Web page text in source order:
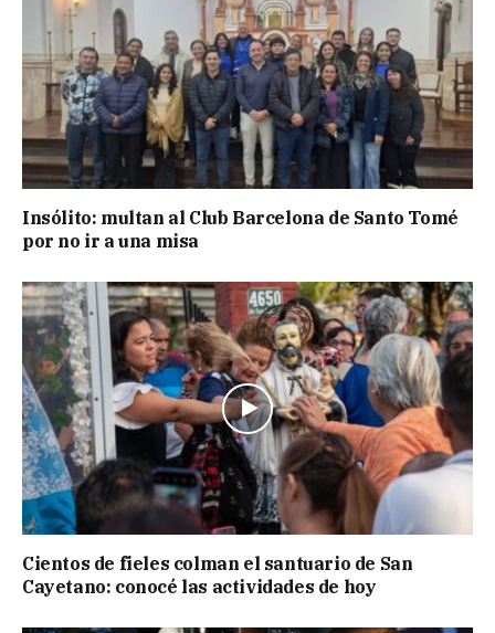
Insólito: multan al Club Barcelona de Santo Tomé
por no ir a una misa
Cientos de fieles colman el santuario de San
Cayetano: conocé las actividades de hoy